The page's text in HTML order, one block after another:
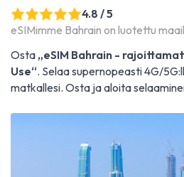
4.8 / 5
eSIMimme Bahrain on luotettu
Osta „eSIM Bahrain -
Use“. Selaa supernopeasti 4G/
matkallesi. Osta ja aloita